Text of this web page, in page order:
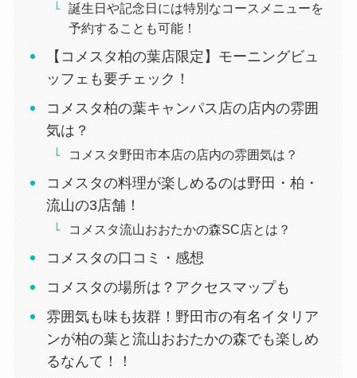
誕生日や記念日には特別なコースメニューを
予約することも可能！
【コメスタ柏の葉店限定】モーニングビュ
ッフェも要チェック！
コメスタ柏の葉キャンパス店の店内の雰囲
気は？
コメスタ野田市本店の店内の雰囲気は？
コメスタの料理が楽しめるのは野田・柏・
流山の3店舗！
コメスタ流山おおたかの森SC店とは？
コメスタの口コミ・感想
コメスタの場所は？アクセスマップも
雰囲気も味も抜群！野田市の有名イタリア
ンが柏の葉と流山おおたかの森でも楽しめ
るなんて！！